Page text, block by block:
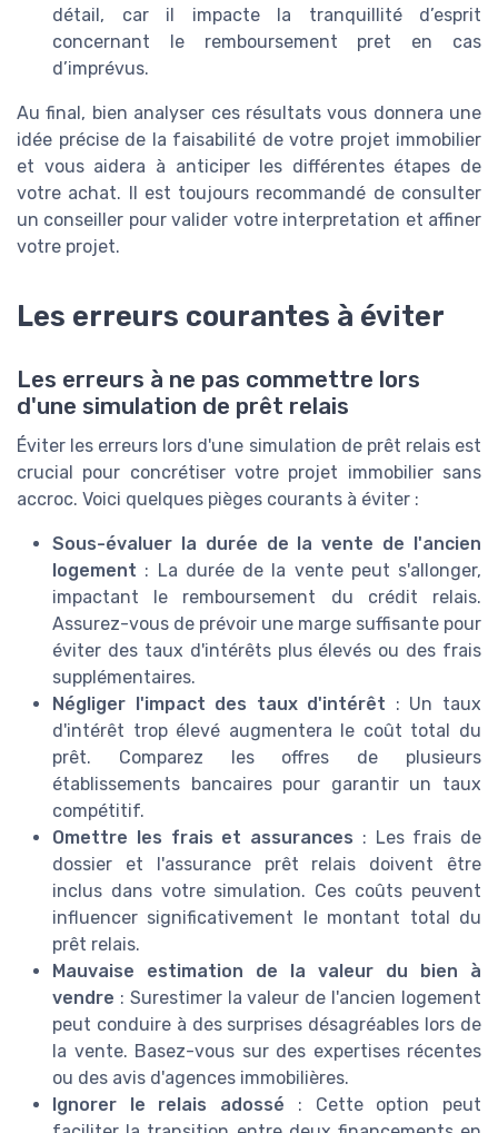
détail, car il impacte la tranquillité d’esprit
concernant le remboursement pret en cas
d’imprévus.
Au final, bien analyser ces résultats vous donnera une
idée précise de la faisabilité de votre projet immobilier
et vous aidera à anticiper les différentes étapes de
votre achat. Il est toujours recommandé de consulter
un conseiller pour valider votre interpretation et affiner
votre projet.
Les erreurs courantes à éviter
Les erreurs à ne pas commettre lors
d'une simulation de prêt relais
Éviter les erreurs lors d'une simulation de prêt relais est
crucial pour concrétiser votre projet immobilier sans
accroc. Voici quelques pièges courants à éviter :
Sous-évaluer la durée de la vente de l'ancien
logement : La durée de la vente peut s'allonger,
impactant le remboursement du crédit relais.
Assurez-vous de prévoir une marge suffisante pour
éviter des taux d'intérêts plus élevés ou des frais
supplémentaires.
Négliger l'impact des taux d'intérêt : Un taux
d'intérêt trop élevé augmentera le coût total du
prêt. Comparez les offres de plusieurs
établissements bancaires pour garantir un taux
compétitif.
Omettre les frais et assurances : Les frais de
dossier et l'assurance prêt relais doivent être
inclus dans votre simulation. Ces coûts peuvent
influencer significativement le montant total du
prêt relais.
Mauvaise estimation de la valeur du bien à
vendre : Surestimer la valeur de l'ancien logement
peut conduire à des surprises désagréables lors de
la vente. Basez-vous sur des expertises récentes
ou des avis d'agences immobilières.
Ignorer le relais adossé : Cette option peut